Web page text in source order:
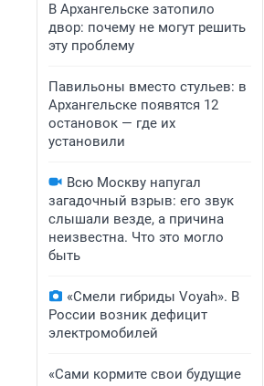
В Архангельске затопило
двор: почему не могут решить
эту проблему
Павильоны вместо стульев: в
Архангельске появятся 12
остановок — где их
установили
Всю Москву напугал
загадочный взрыв: его звук
слышали везде, а причина
неизвестна. Что это могло
быть
«Смели гибриды Voyah». В
России возник дефицит
электромобилей
«Сами кормите свои будущие